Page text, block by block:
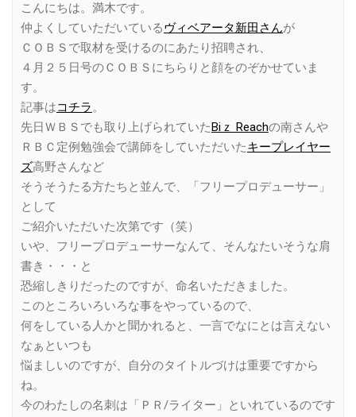
こんにちは。満木です。
仲よくしていただいているヴィベアータ新田さんが
ＣＯＢＳで取材を受けるのにあたり招聘され、
４月２５日号のＣＯＢＳにちらりと顔をのぞかせていま
す。
記事はコチラ。
先日ＷＢＳでも取り上げられていたBiｚ Reachの南さんや
ＲＢＣ定例勉強会で講師をしていただいたキープレイヤー
ズ高野さんなど
そうそうたる方たちと並んで、「フリープロデューサー」
として
ご紹介いただいた次第です（笑）
いや、フリープロデューサーなんて、そんなたいそうな肩
書き・・・と
恐縮しきりだったのですが、命名いただきました。
このところいろいろな事をやっているので、
何をしている人かと聞かれると、一言でなにとは言えない
なぁといつも
悩ましいのですが、自分のタイトルづけは重要ですから
ね。
今のわたしの名刺は「ＰＲ/ライター」といれているのです